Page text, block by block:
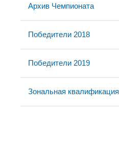
Архив Чемпионата
Победители 2018
Победители 2019
Зональная квалификация